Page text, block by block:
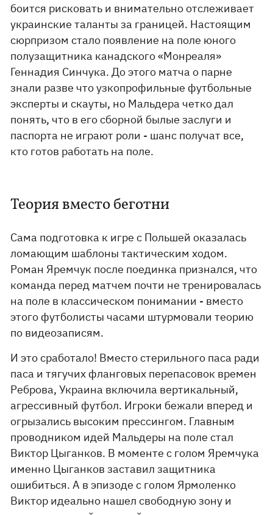
боится рисковать и внимательно отслеживает
украинские таланты за границей. Настоящим
сюрпризом стало появление на поле юного
полузащитника канадского «Монреаля»
Геннадия Синчука. До этого матча о парне
знали разве что узкопрофильные футбольные
эксперты и скауты, но Мальдера четко дал
понять, что в его сборной былые заслуги и
паспорта не играют роли - шанс получат все,
кто готов работать на поле.
Теория вместо беготни
Сама подготовка к игре с Польшей оказалась
ломающим шаблоны тактическим ходом.
Роман Яремчук после поединка признался, что
команда перед матчем почти не тренировалась
на поле в классическом понимании - вместо
этого футболисты часами штурмовали теорию
по видеозаписям.
И это сработало! Вместо стерильного паса ради
паса и тягучих фланговых перепасовок времен
Реброва, Украина включила вертикальный,
агрессивный футбол. Игроки бежали вперед и
огрызались высоким прессингом. Главным
проводником идей Мальдеры на поле стал
Виктор Цыганков. В моменте с голом Яремчука
именно Цыганков заставил защитника
ошибиться. А в эпизоде с голом Ярмоленко
Виктор идеально нашел свободную зону и